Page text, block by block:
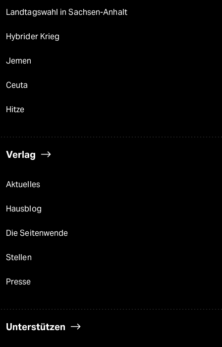
Landtagswahl in Sachsen-Anhalt
Hybrider Krieg
Jemen
Ceuta
Hitze
Verlag
Aktuelles
Hausblog
Die Seitenwende
Stellen
Presse
Unterstützen